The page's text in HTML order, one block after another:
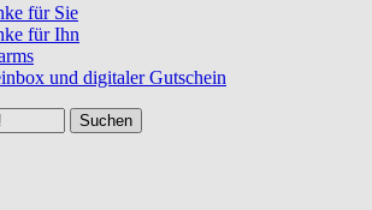
für Sie
für Ihn
und digitaler Gutschein
Suchen